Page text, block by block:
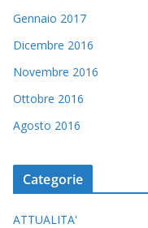
Gennaio 2017
Dicembre 2016
Novembre 2016
Ottobre 2016
Agosto 2016
Categorie
ATTUALITA'